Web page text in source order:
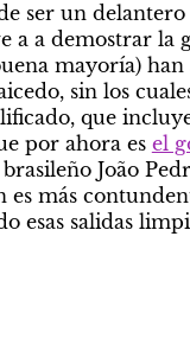
ser un
a a demostrar la
mayoría)
sin los
que
por ahora es el
João
es más
esas salidas